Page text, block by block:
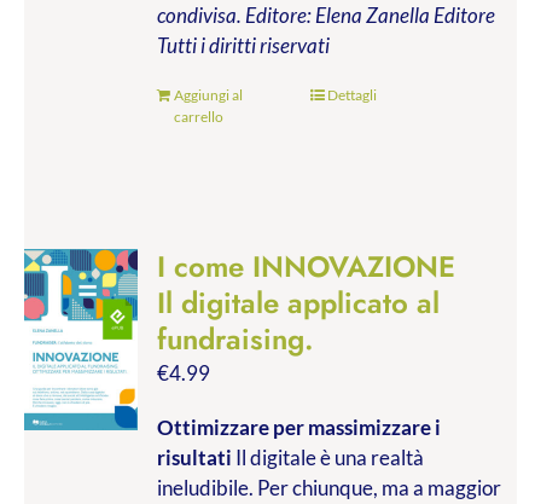
condivisa. Editore: Elena Zanella Editore
Tutti i diritti riservati
Aggiungi al
carrello
Dettagli
I come INNOVAZIONE
Il digitale applicato al
fundraising.
€4.99
Ottimizzare per massimizzare i
risultati Il digitale è una realtà
ineludibile. Per chiunque, ma a maggior